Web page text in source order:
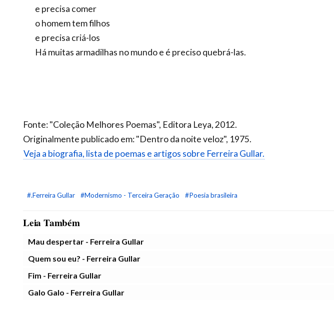
e precisa comer
o homem tem filhos
e precisa criá-los
Há muitas armadilhas no mundo e é preciso quebrá-las.
Fonte: "Coleção Melhores Poemas", Editora Leya, 2012.
Originalmente publicado em: "Dentro da noite veloz", 1975.
Veja a biografia, lista de poemas e artigos sobre Ferreira Gullar.
#.Ferreira Gullar #Modernismo - Terceira Geração #Poesia brasileira
Leia Também
Mau despertar - Ferreira Gullar
Quem sou eu? - Ferreira Gullar
Fim - Ferreira Gullar
Galo Galo - Ferreira Gullar